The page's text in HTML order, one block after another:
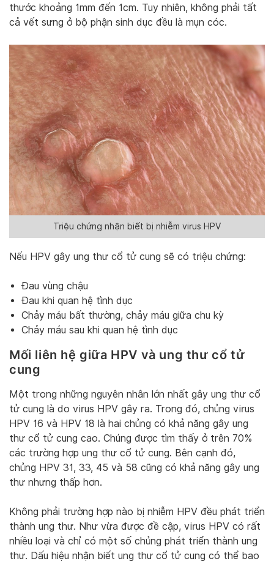
thước khoảng 1mm đến 1cm. Tuy nhiên, không phải tất
cả vết sưng ở bộ phận sinh dục đều là mụn cóc.
Triệu chứng nhận biết bị nhiễm virus HPV
Nếu HPV gây ung thư cổ tử cung sẽ có triệu chứng:
Đau vùng chậu
Đau khi quan hệ tình dục
Chảy máu bất thường, chảy máu giữa chu kỳ
Chảy máu sau khi quan hệ tình dục
Mối liên hệ giữa HPV và ung thư cổ tử
cung
Một trong những nguyên nhân lớn nhất gây ung thư cổ
tử cung là do virus HPV gây ra. Trong đó, chủng virus
HPV 16 và HPV 18 là hai chủng có khả năng gây ung
thư cổ tử cung cao. Chúng được tìm thấy ở trên 70%
các trường hợp ung thư cổ tử cung. Bên cạnh đó,
chủng HPV 31, 33, 45 và 58 cũng có khả năng gây ung
thư nhưng thấp hơn.
Không phải trường hợp nào bị nhiễm HPV đều phát triển
thành ung thư. Như vừa được đề cập, virus HPV có rất
nhiều loại và chỉ có một số chủng phát triển thành ung
thư. Dấu hiệu nhận biết ung thư cổ tử cung có thể bao